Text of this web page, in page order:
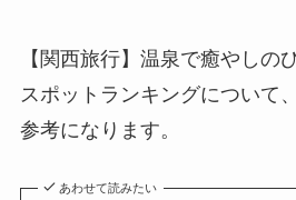
【関西旅行】温泉で癒やしの
スポットランキングについて、
参考になります。
あわせて読みたい